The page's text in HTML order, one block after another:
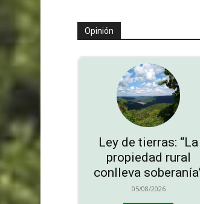
Opinión
Ley de tierras: “La
propiedad rural
conlleva
05/08/2026